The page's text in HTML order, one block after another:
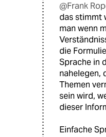
@Frank
das stimmt
man wenn
die
Sprache in
nahelegen,
Themen
sein wird,
dieser
Einfache